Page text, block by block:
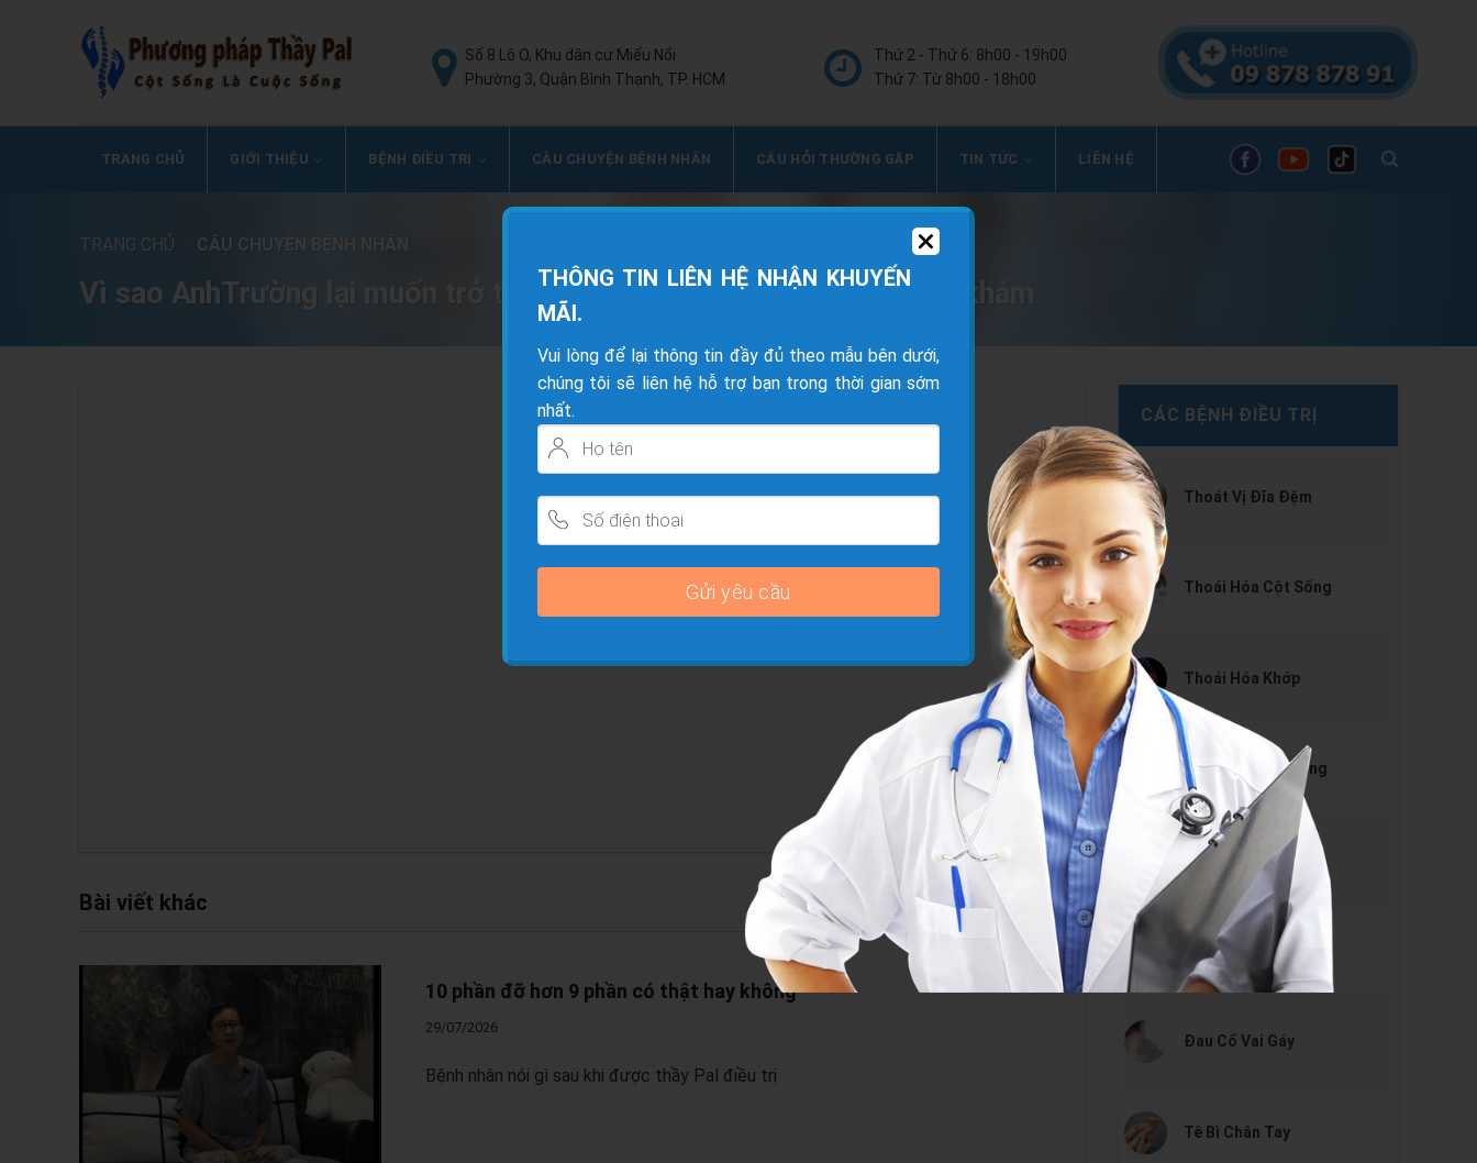
Số 8 Lô O, Khu dân cư Miếu Nổi
Phường 3, Quận Bình Thạnh, TP. HCM
Thứ 2 - Thứ 6: 8h00 - 19h00
Thứ 7: Từ 8h00 - 18h00
TRANG CHỦ GIỚI THIỆU BỆNH ĐIỀU TRỊ CÂU CHUYỆN BỆNH NHÂN CÂU HỎI THƯỜNG GẶP TIN TỨC LIÊN HỆ
TRANG CHỦ CÂU CHUYỆN BỆNH NHÂN
Vì sao AnhTrường lại muốn trở thành bệnh nhân 10 năm của phòng khám
Bài viết khác
10 phần đỡ hơn 9 phần có thật hay không
29/07/2026
Bệnh nhân nói gì sau khi được thầy Pal điều trị
CÁC BỆNH ĐIỀU TRỊ
Thoát Vị Đĩa Đệm
Thoái Hóa Cột Sống
Thoái Hóa Khớp
Cong Vẹo Cột Sống
Gai Cột Sống
Đau Thần Kinh Tọa
Đau Cổ Vai Gáy
Tê Bì Chân Tay
THÔNG TIN LIÊN HỆ NHẬN KHUYẾN
MÃI.
Vui lòng để lại thông tin đầy đủ theo mẫu bên dưới,
chúng tôi sẽ liên hệ hỗ trợ bạn trong thời gian sớm
nhất.